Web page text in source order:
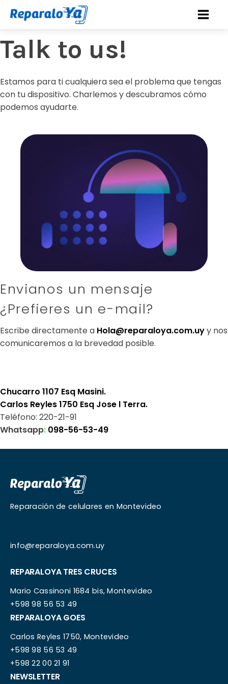
Talk to us!
Estamos para ti cualquiera sea el problema que tengas
con tu dispositivo. Charlemos y descubramos cómo
podemos ayudarte.
Envianos un mensaje
¿Prefieres un e-mail?
Escribe directamente a Hola@reparaloya.com.uyy nos
comunicaremos a la brevedad posible.
Chucarro 1107 Esq Masini.
Carlos Reyles 1750 Esq Jose l Terra.
Teléfono: 220-21-91
Whatsapp: 098-56-53-49
REPARALOYA TRES CRUCES
Mario Cassinoni 1684 bis, Montevideo
+598 98 56 53 49
REPARALOYA GOES
Carlos Reyles 1750, Montevideo
+598 98 56 53 49
+598 22 00 21 91
Reparación de celulares en Montevideo
info@reparaloya.com.uy
NEWSLETTER